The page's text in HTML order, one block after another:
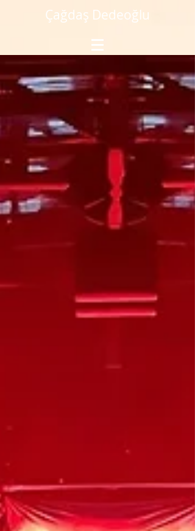
Çağdaş Dedeoğlu